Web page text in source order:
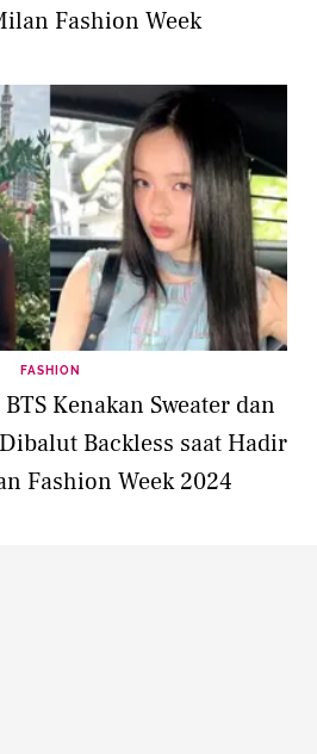
Fashion Week
FASHION
Kenakan Sweater dan
Backless saat Hadir
Fashion Week 2024